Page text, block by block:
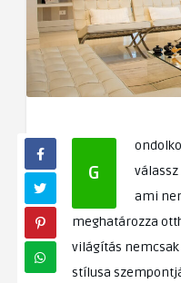
G
válassz olyan mennyezeti lámpát,
ami
meghatározza
világítás
stílusa